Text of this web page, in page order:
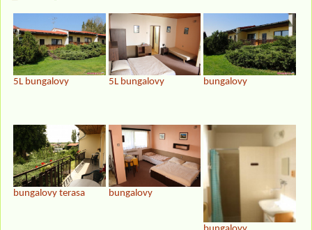
5L bungalovy 5L bungalovy bungalovy
bungalovy terasa bungalovy